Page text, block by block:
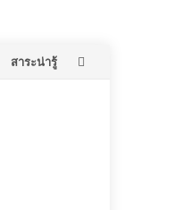
สาระน่ารู้